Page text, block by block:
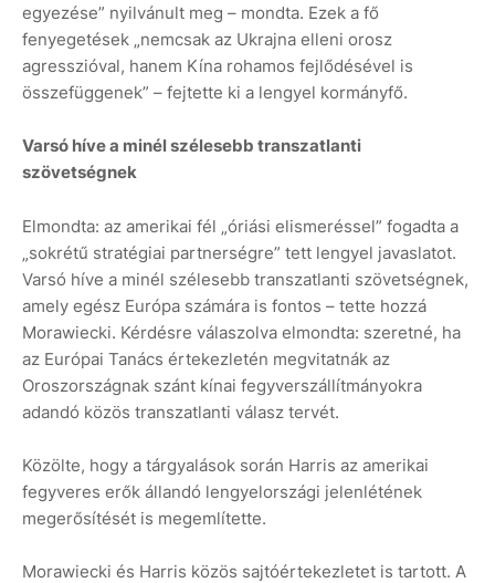
egyezése” nyilvánult meg – mondta. Ezek a fő
fenyegetések „nemcsak az Ukrajna elleni orosz
agresszióval, hanem Kína rohamos fejlődésével is
összefüggenek” – fejtette ki a lengyel kormányfő.
Varsó híve a minél szélesebb transzatlanti
szövetségnek
Elmondta: az amerikai fél „óriási elismeréssel” fogadta a
„sokrétű stratégiai partnerségre” tett lengyel javaslatot.
Varsó híve a minél szélesebb transzatlanti szövetségnek,
amely egész Európa számára is fontos – tette hozzá
Morawiecki. Kérdésre válaszolva elmondta: szeretné, ha
az Európai Tanács értekezletén megvitatnák az
Oroszországnak szánt kínai fegyverszállítmányokra
adandó közös transzatlanti válasz tervét.
Közölte, hogy a tárgyalások során Harris az amerikai
fegyveres erők állandó lengyelországi jelenlétének
megerősítését is megemlítette.
Morawiecki és Harris közös sajtóértekezletet is tartott. A